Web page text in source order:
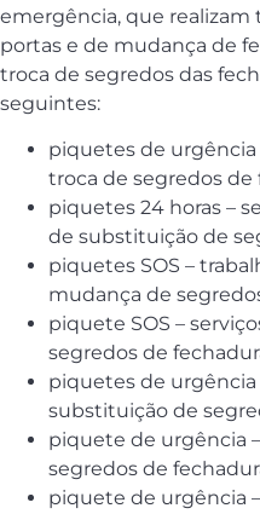
emergência, que realizam
portas e de mudança de
troca de segredos das
seguintes:
piquetes de urgência
troca de segredos de
piquetes 24 horas –
de substituição de
piquetes SOS –
mudança de
piquete SOS –
segredos de
piquetes de urgência
substituição de
piquete de urgência
segredos de
piquete de urgência